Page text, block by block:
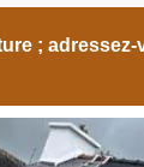
; adressez-